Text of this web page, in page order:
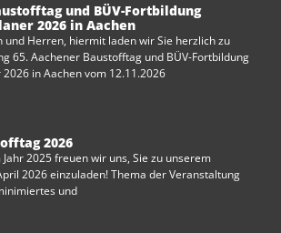
und BÜV-Fortbildung
2026 in Aachen
und Herren, hiermit laden wir Sie herzlich zu
65. Aachener Baustofftag und BÜV-Fortbildung
in Aachen vom 12.11.2026
2026
2025 freuen wir uns, Sie zu unserem
2026 einzuladen! Thema der Veranstaltung
und